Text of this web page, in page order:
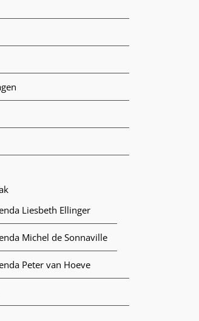
Liesbeth Ellinger
Michel de Sonnaville
Peter van Hoeve